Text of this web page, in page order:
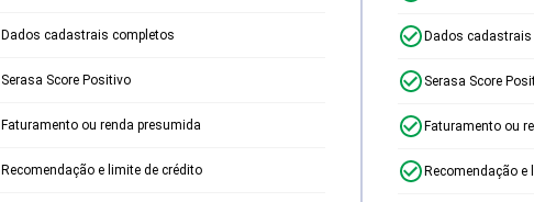
Dados cadastrais completos
Serasa Score Positivo
Faturamento ou renda presumida
Recomendação e limite de crédito
Dados cadastrais
Serasa Score
Faturamento ou
Recomendação e